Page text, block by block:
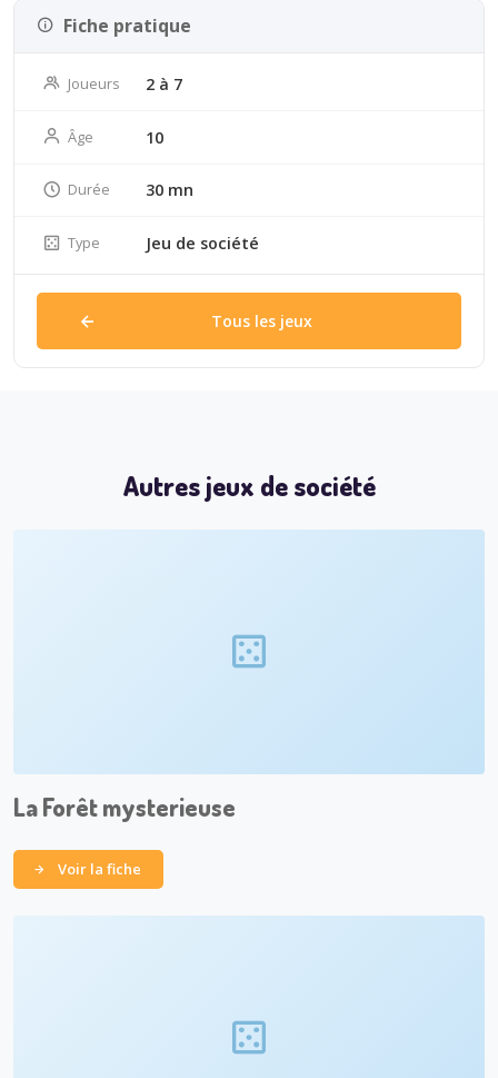
Fiche pratique
Joueurs 2 à 7
Âge 10
Durée 30 mn
Type Jeu de société
Tous les jeux
Autres jeux de société
La Forêt mysterieuse
Voir la fiche